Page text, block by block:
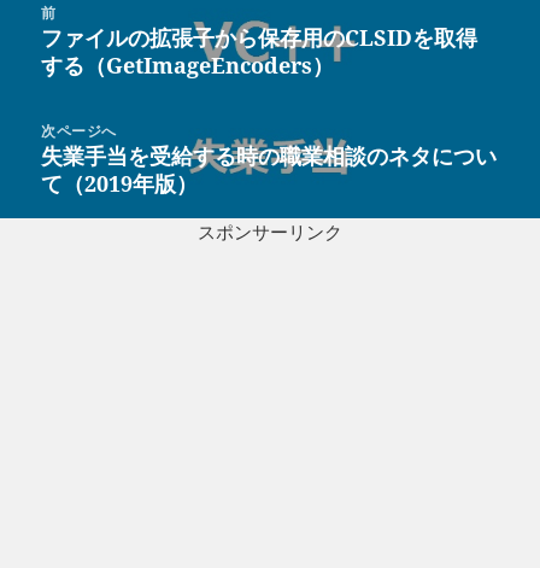
ン
前
前
の
稿:
ファイルの拡張子から保存用のCLSIDを取得
する（GetImageEncoders）
次ページへ
次
の
失業手当を受給する時の職業相談のネタについ
て（2019年版）
スポンサーリンク